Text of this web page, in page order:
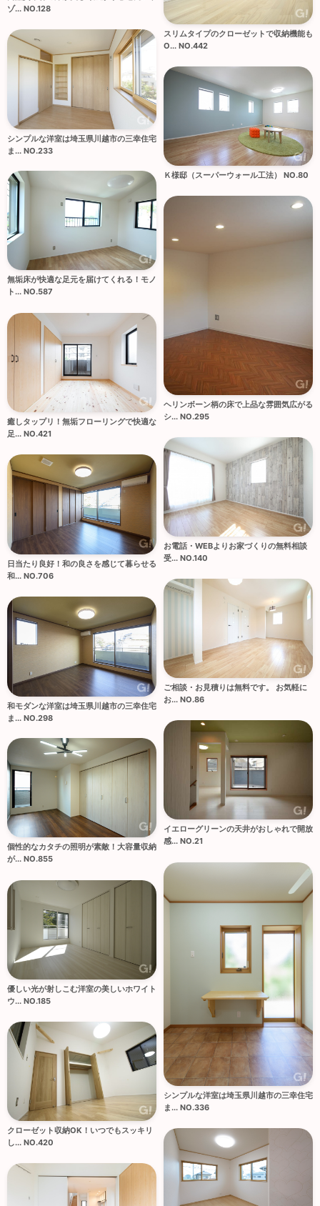
ゾ... NO.128
スリムタイプのクローゼットで収納機能も
O... NO.442
シンプルな洋室は埼玉県川越市の三幸住宅
ま... NO.233
Ｋ様邸（スーパーウォール工法） NO.80
無垢床が快適な足元を届けてくれる！モノ
ト... NO.587
ヘリンボーン柄の床で上品な雰囲気広がる
シ... NO.295
癒しタップリ！無垢フローリングで快適な
足... NO.421
お電話・WEBよりお家づくりの無料相談
受... NO.140
日当たり良好！和の良さを感じて暮らせる
和... NO.706
ご相談・お見積りは無料です。 お気軽に
お... NO.86
和モダンな洋室は埼玉県川越市の三幸住宅
ま... NO.298
イエローグリーンの天井がおしゃれで開放
感... NO.21
個性的なカタチの照明が素敵！大容量収納
が... NO.855
シンプルな洋室は埼玉県川越市の三幸住宅
ま... NO.336
優しい光が射しこむ洋室の美しいホワイト
ウ... NO.185
クローゼット収納OK！いつでもスッキリ
し... NO.420